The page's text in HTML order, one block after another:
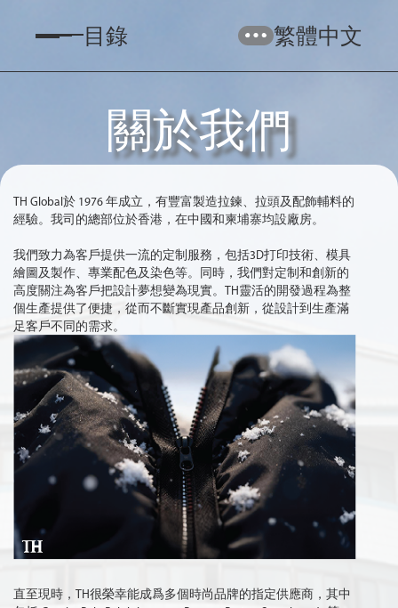
目錄 繁體中文
關於我們
TH Global於 1976 年成立，有豐富製造拉鍊、拉頭及配飾輔料的
經驗。我司的總部位於香港，在中國和柬埔寨均設廠房。
我們致力為客戶提供一流的定制服務，包括3D打印技術、模具
繪圖及製作、專業配色及染色等。同時，我們對定制和創新的
高度關注為客戶把設計夢想變為現實。TH靈活的開發過程為整
個生產提供了便捷，從而不斷實現產品創新，從設計到生產滿
足客戶不同的需求。
直至現時，TH很榮幸能成爲多個時尚品牌的指定供應商，其中